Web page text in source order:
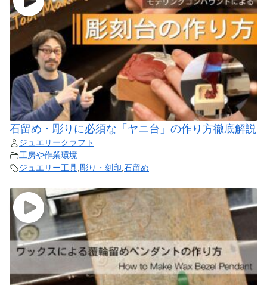
石留め・彫りに必須な「ヤニ台」の作り方徹底解説
ジュエリークラフト
工房や作業環境
ジュエリー工具 彫り・刻印 石留め